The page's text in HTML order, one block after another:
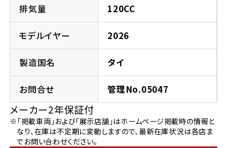
法人向けサービス
お問い合わせ
排気量 120CC
モデルイヤー 2026
製造国名 タイ
お問合せ 管理No.05047
メーカー2年保証付
※「掲載車両」および「展示店舗」はホームページ掲載時の情報と
なり、在庫は不定期に変動しますので、最新在庫状況は各店ま
でお問い合わせください。
福島県
ホンダドリーム 郡山
ホンダドリーム 葛飾
ホンダドリーム 大田
ホンダドリーム 立川
神奈川県
ホンダドリーム 磯子
ホンダドリーム 一宮
ホンダドリーム 豊橋
ホンダドリーム 名古屋上小田井
岐阜県
ホンダドリーム 岐阜
ホンダドリーム 豊中
京都府
ホンダドリーム 京都北山
徳島県
ホンダドリーム 徳島
香川県
ホンダドリーム 高松
ホンダドリーム 福岡西
熊本県